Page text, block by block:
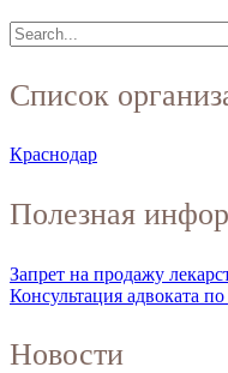
Список
Краснодар
Полезная
Запрет на продажу
Консультация адвоката
Новости